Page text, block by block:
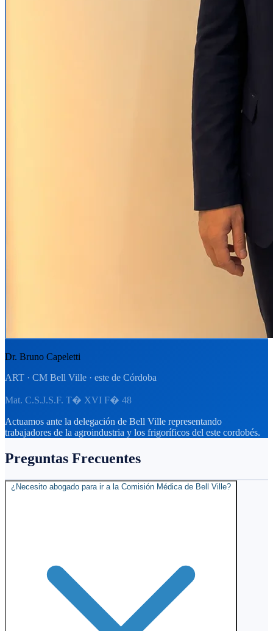
Dr. Bruno Capeletti
ART · CM Bell Ville · este de Córdoba
Mat. C.S.J.S.F. T� XVI F� 48
Actuamos ante la delegación de Bell Ville representando
trabajadores de la agroindustria y los frigoríficos del este cordobés.
Preguntas Frecuentes